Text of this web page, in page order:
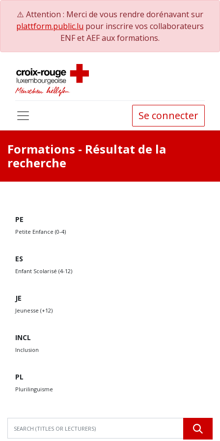
⚠️ Attention : Merci de vous rendre dorénavant sur
plattform.public.lu pour inscrire vos collaborateurs
ENF et AEF aux formations.
Se connecter
Formations - Résultat de la
recherche
PE
Petite Enfance (0-4)
ES
Enfant Scolarisé (4-12)
JE
Jeunesse (+12)
INCL
Inclusion
PL
Plurilinguisme